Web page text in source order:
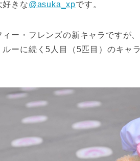
好きな@asuka_xpです。
ー・フレンズの新キャラですが
ーに続く5人目（5匹目）のキャ